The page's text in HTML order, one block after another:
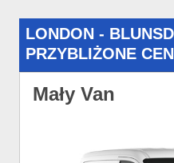
LONDON -
PRZYBLIŻONE
Mały Van